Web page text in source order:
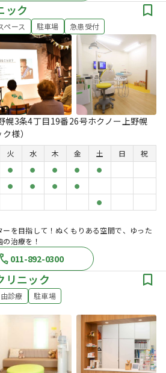
ック
ペース 駐車場 急患受付
幌3条4丁目19番26号ホクノー上野幌
様）
火 水 木 金 土 日
祝
● ● ● ● ●
● ● ● ●
●
を目指して！ぬくもりある空間で、ゆった
治療を！
011-892-0300
リニック
診療
駐車場